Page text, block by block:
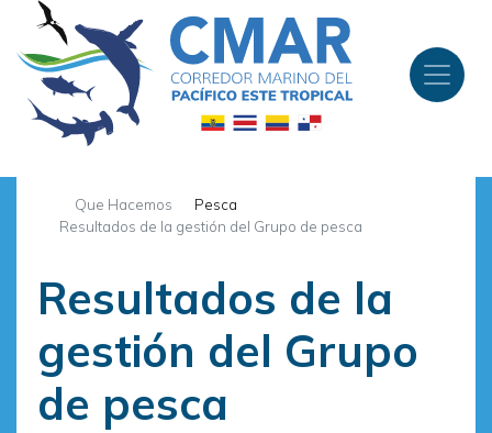
Pasar
al
contenido
principal
Que Hacemos
Pesca
Resultados de la gestión del Grupo de pesca
Resultados de la
gestión del Grupo
de pesca